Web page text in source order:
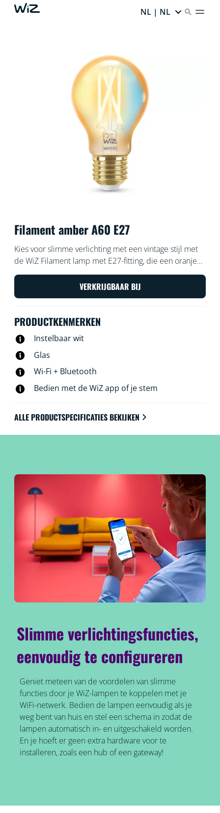
NL | NL
Filament amber A60 E27
Kies voor slimme verlichting met een vintage stijl met
de WiZ Filament lamp met E27-fitting, die een oranje
coating heeft en warmwit of koelwit licht geeft.
Gebruik de WiZ app of je stem om de verlichting te
dimmen of feller te zetten, of gebruik
setups.
VERKRIJGBAAR BIJ
PRODUCTKENMERKEN
Instelbaar wit
Glas
Wi-Fi + Bluetooth
Bedien met de WiZ app of je stem
ALLE PRODUCTSPECIFICATIES BEKIJKEN
Slimme verlichtingsfuncties,
eenvoudig te configureren
Geniet meteen van de voordelen van slimme
functies door je WiZ-lampen te koppelen met je
WiFi-netwerk. Bedien de lampen eenvoudig als je
weg bent van huis en stel een schema in zodat de
lampen automatisch in- en uitgeschakeld worden.
En je hoeft er geen extra hardware voor te
installeren, zoals een hub of een gateway!